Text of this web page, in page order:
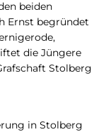
beiden
Ernst begründet
die Jüngere
Stolberg
in Stolberg